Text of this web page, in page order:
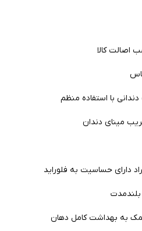
اصالت کالا
با استفاده منظم
مینای دندان
دارای حساسیت به فلوراید
بلندمدت
کمک به بهداشت کامل دهان